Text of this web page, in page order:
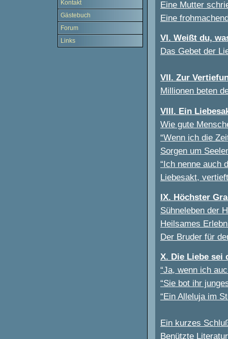
Kontakt
Gästebuch
Forum
Links
Eine Mutter
Eine
VI. Weißt du,
Das Gebet der
VII. Zur
Millionen beten
VIII. Ein
Wie gute
“Wenn ich die
Sorgen um
“Ich nenne auch
Liebesakt,
IX. Höchster
Sühneleben der
Heilsames
Der Bruder für
X. Die Liebe sei
“Ja, wenn ich
“Sie bot ihr
“Ein Alleluja im
Ein kurzes
Benützte Literatur